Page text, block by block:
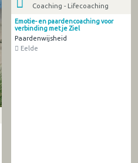
Coaching - Lifecoaching
Emotie- en paardencoaching voor
verbinding met je Ziel
Paardenwijsheid
Eelde